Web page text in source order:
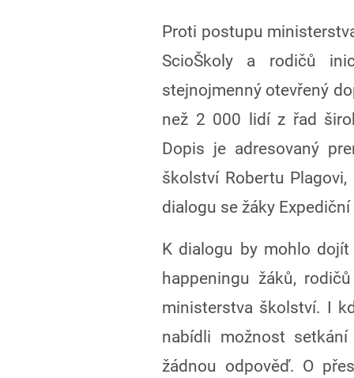
Proti postupu
ScioŠkoly a rodičů
stejnojmenný otevřený
než 2 000 lidí z řad
Dopis je adresovaný
školství Robertu
dialogu se žáky
K dialogu by mohlo
happeningu žáků,
ministerstva školství. I
nabídli možnost
žádnou odpověď. O